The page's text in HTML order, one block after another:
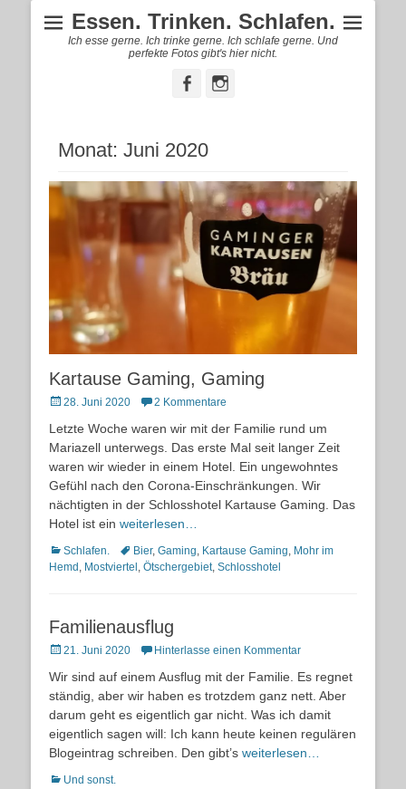
Essen. Trinken. Schlafen.
Ich esse gerne. Ich trinke gerne. Ich schlafe gerne. Und
perfekte Fotos gibt's hier nicht.
FacebookInstagram
Monat: Juni 2020
Kartause Gaming, Gaming
Posted
28. Juni 2020 2 Kommentare
Letzte Woche waren wir mit der Familie rund um
Mariazell unterwegs. Das erste Mal seit langer Zeit
waren wir wieder in einem Hotel. Ein ungewohntes
Gefühl nach den Corona-Einschränkungen. Wir
nächtigten in der Schlosshotel Kartause Gaming. Das
Hotel ist ein weiterlesen…
Kategorien
Schlafen. Schlagworte
Bier, Gaming, Kartause Gaming, Mohr im
Hemd , Mostviertel , Ötschergebiet, Schlosshotel
Familienausflug
Posted
21. Juni 2020 Hinterlasse einen Kommentar
Wir sind auf einem Ausflug mit der Familie. Es regnet
ständig, aber wir haben es trotzdem ganz nett. Aber
darum geht es eigentlich gar nicht. Was ich damit
eigentlich sagen will: Ich kann heute keinen regulären
Blogeintrag schreiben. Den gibt’s weiterlesen…
Kategorien
Und sonst.